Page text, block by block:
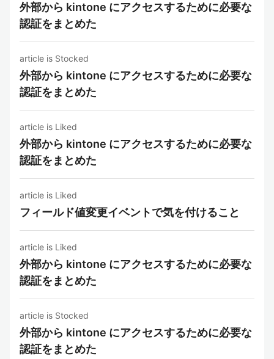
外部から kintone にアクセスするために必要な
認証をまとめた
article is Stocked
外部から kintone にアクセスするために必要な
認証をまとめた
article is Liked
外部から kintone にアクセスするために必要な
認証をまとめた
article is Liked
フィールド値変更イベントで気を付けること
article is Liked
外部から kintone にアクセスするために必要な
認証をまとめた
article is Stocked
外部から kintone にアクセスするために必要な
認証をまとめた